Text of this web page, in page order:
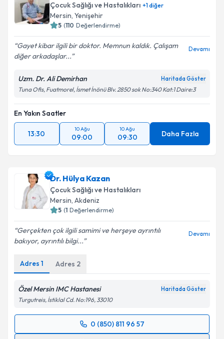
E-posta Adresiniz
Kişisel verilerimin işlenmesine ilişkin
kapsamda işlenmesini kabul ediyorum.
Çocuk Sağlığı ve Hastalıkları +1diğer
Mersin, Yenişehir
5 (110 Değerlendirme)
Gayet kibar ilgili bir doktor. Memnun kaldık. Çalışam
diğer arkadaşlar...
Devamı
Uzm. Dr. Ali Demirhan Haritada Göster
Tuna Ofis, Fuatmorel, İsmet İnönü Blv. 2850 sok No:340 Kat:1 Daire:3
En Yakın Saatler
13:30
10 Ağu
09:00
10 Ağu
09:30 Daha Fazla
Dr. Hülya Kazan
Çocuk Sağlığı ve Hastalıkları
Mersin, Akdeniz
5 (1 Değerlendirme)
Gerçekten çok ilgili samimi ve herşeye ayrıntılı
bakıyor, ayrıntılı bilgi...
Devamı
Adres 1 Adres 2
Özel Mersin IMC Hastanesi Haritada Göster
Turgutreis, İstiklal Cd. No:196, 33010
0 (850) 811 96 57
Randevu Takvimi Talebi